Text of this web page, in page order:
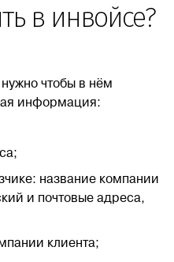
в инвойсе?
чтобы в нём
информация:
название компании
и почтовые адреса,
клиента;